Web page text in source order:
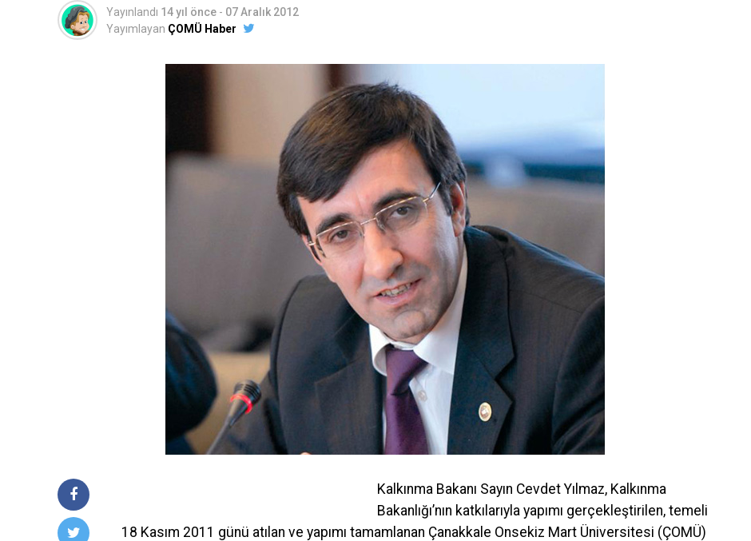
Yayınlandı 14 yıl önce - 07 Aralık 2012
Yayımlayan ÇOMÜ Haber
Kalkınma Bakanı Sayın Cevdet Yılmaz, Kalkınma
Bakanlığı’nın katkılarıyla yapımı gerçekleştirilen, temeli
18 Kasım 2011 günü atılan ve yapımı tamamlanan Çanakkale Onsekiz Mart Üniversitesi (ÇOMÜ)